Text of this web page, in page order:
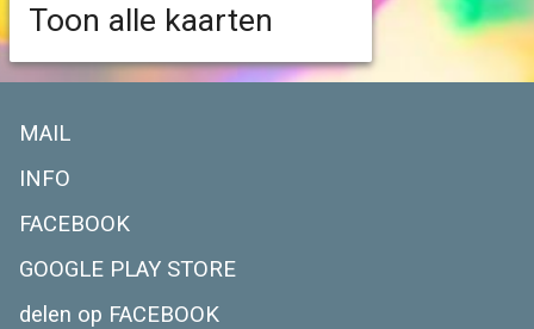
Toon alle kaarten
MAIL
INFO
FACEBOOK
GOOGLE PLAY STORE
delen op FACEBOOK